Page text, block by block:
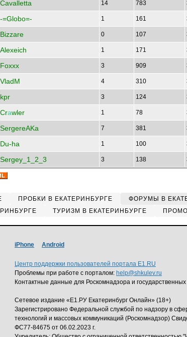
Cavalletta 14 783
-=Globo=- 1 161
Bizzare 0 107
Alexeich 1 171
Foxxx 3 909
VladM 4 310
kpr 3 124
Crаwler 1 78
SergereAKa 7 381
Du-ha 1 100
Sergey_1_2_3 3 138
ПРОБКИ В ЕКАТЕРИНБУРГЕ ФОРУМЫ В
ТУРИЗМ В ЕКАТЕРИНБУРГЕ
iPhone Android
Центр поддержки пользователей портала E1.RU
Проблемы при работе с порталом: help@shkulev.ru
Контактные данные для Роскомнадзора и государственных
Сетевое издание «Е1.РУ Екатеринбург Онлайн» (18+)
Зарегистрировано Федеральной службой по надзору в
технологий и массовых коммуникаций (Роскомнадзор)
ФС77-84675 от 06.02.2023 г.